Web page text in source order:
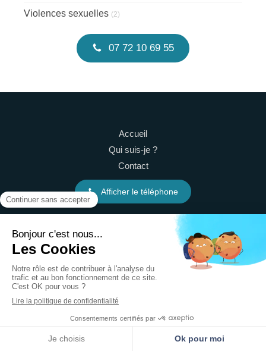
Localisation Prendre rendez-vous
Violences sexuelles (2)
07 72 10 69 55
Accueil
Qui suis-je ?
Contact
Afficher le téléphone
Marseille
©2024 Reinette Girard - Psychothérapie
Plan du site